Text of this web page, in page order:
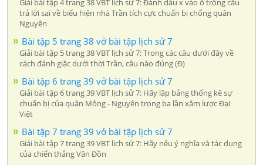
Giải bài tập 4 trang 38 VBT lịch sử 7: Đánh dấu x vào ô trống câu
trả lời sai về biểu hiện nhà Trần tích cực chuẩn bị chống quân
Nguyên
Bài tập 5 trang 38 vở bài tập lịch sử 7
Giải bài tập 5 trang 38 VBT lịch sử 7: Trong các câu dưới đây về
cách đánh giặc dưới thời Trần, câu nào đúng (Đ)
Bài tập 6 trang 39 vở bài tập lịch sử 7
Giải bài tập 6 trang 39 VBT lịch sử 7: Hãy lập bảng thống kê sự
chuẩn bị của quân Mông - Nguyên trong ba lần xâm lược Đại
Việt
Bài tập 7 trang 39 vở bài tập lịch sử 7
Giải bài tập 7 trang 39 VBT lịch sử 7: Hãy nêu ý nghĩa và tác dụng
của chiến thắng Vân Đồn